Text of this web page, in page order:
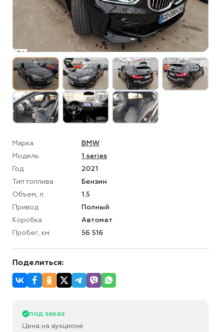
Марка
BMW
Модель
1 series
Год
2021
Тип топлива
Бензин
Объем, л.
1.5
Привод
Полный
Коробка
Автомат
Пробег, км.
56 516
Поделиться:
под заказ
Цена на аукционе